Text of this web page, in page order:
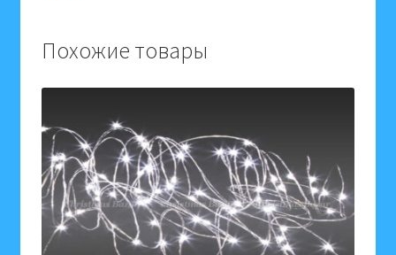
нитей
прозрачный
провод
2*0,6м
55168
Похожие товары